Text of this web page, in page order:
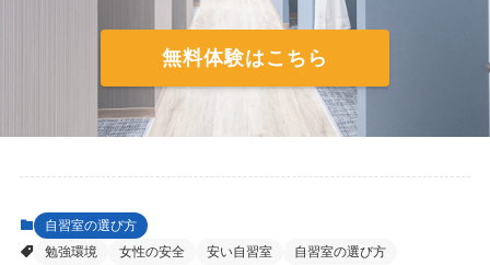
無料体験はこちら
自習室の選び方
勉強環境
女性の安全 安い自習室
自習室の選び方